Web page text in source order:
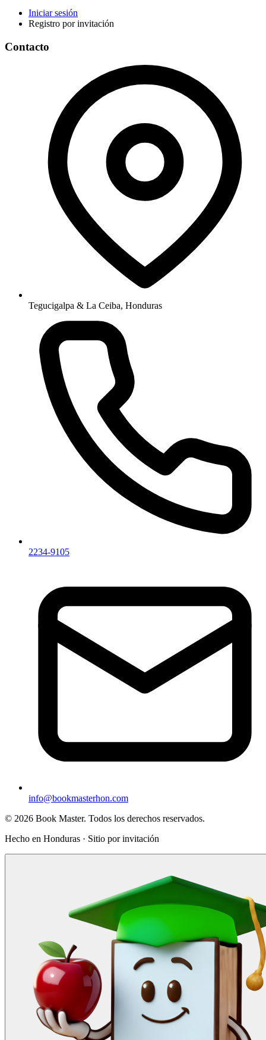
Iniciar sesión
Registro por invitación
Contacto
Tegucigalpa & La Ceiba, Honduras
2234-9105
info@bookmasterhon.com
© 2026 Book Master. Todos los derechos reservados.
Hecho en Honduras · Sitio por invitación